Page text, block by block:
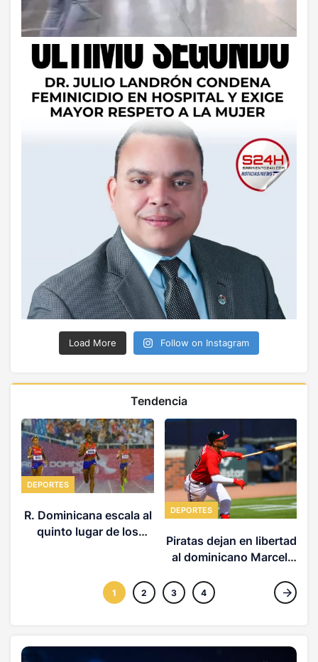
Load More Follow on Instagram
Tendencia
DEPORTES
R. Dominicana escala al
quinto lugar de los
DEPORTES
Piratas dejan en libertad
al dominicano Marcell
1 2 3 4